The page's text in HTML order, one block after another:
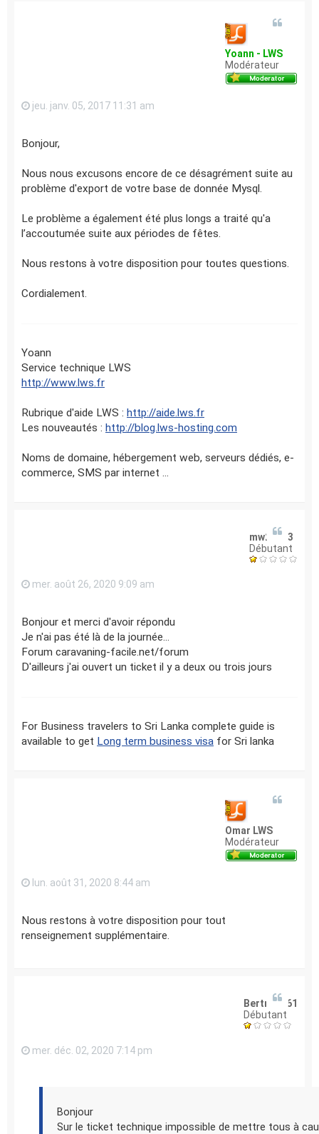
Yoann - LWS
Modérateur
jeu. janv. 05, 2017 11:31 am
Bonjour,
Nous nous excusons encore de ce désagrément suite au
problème d'export de votre base de donnée Mysql.
Le problème a également été plus longs a traité qu'a
l’accoutumée suite aux périodes de fêtes.
Nous restons à votre disposition pour toutes questions.
Cordialement.
Yoann
Service technique LWS
http://www.lws.fr
Rubrique d'aide LWS : http://aide.lws.fr
Les nouveautés : http://blog.lws-hosting.com
Noms de domaine, hébergement web, serveurs dédiés, e-
commerce, SMS par internet ...
mw29633
Débutant
mer. août 26, 2020 9:09 am
Bonjour et merci d'avoir répondu
Je n'ai pas été là de la journée...
Forum caravaning-facile.net/forum
D'ailleurs j'ai ouvert un ticket il y a deux ou trois jours
For Business travelers to Sri Lanka complete guide is
available to get Long term business visa for Sri lanka
Omar LWS
Modérateur
lun. août 31, 2020 8:44 am
Nous restons à votre disposition pour tout
renseignement supplémentaire.
Bertrand61
Débutant
mer. déc. 02, 2020 7:14 pm
Bonjour
Sur le ticket technique impossible de mettre tous à